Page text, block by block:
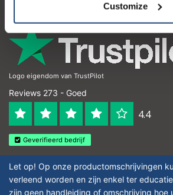
Customize
Logo eigendom van TrustPilot
Reviews 273 - Goed
4.4
Geverifieerd bedrijf
Let op! Op onze productomschrijvingen
verleend worden en zijn enkel ter
zijn geen handleiding of omschrijving hoe